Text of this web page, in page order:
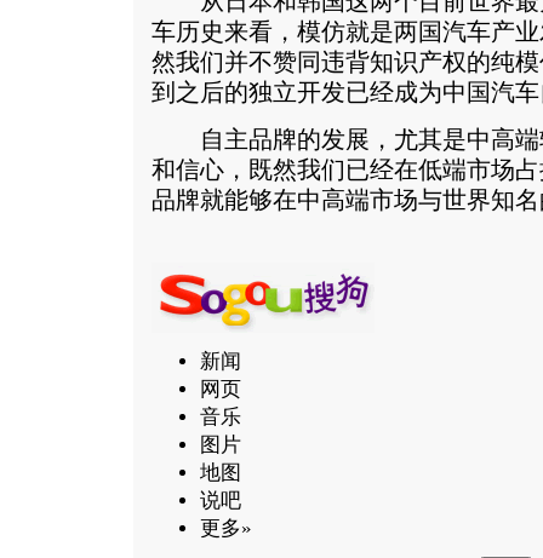
车历史来看，模仿就是两国汽车产
然我们并不赞同违背知识产权的纯
到之后的独立开发已经成为中国汽
自主品牌的发展，尤其是中高端
和信心，既然我们已经在低端市场
品牌就能够在中高端市场与世界知
新闻
网页
音乐
图片
地图
说吧
更多»